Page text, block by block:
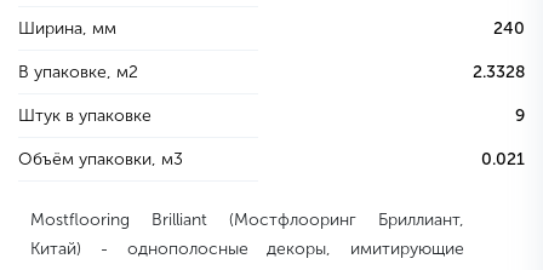
Ширина, мм 240
В упаковке, м2 2.3328
Штук в упаковке 9
Объём упаковки, м3 0.021
Mostflooring Brilliant (Мостфлооринг Бриллиант,
Китай) - однополосные декоры, имитирующие